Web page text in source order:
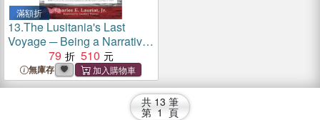
滿額折
13.The Lusitania's Last
Voyage ─ Being a Narrative
of the Torpedoing and
Sinking of the R.M.S.
Lusitania by a German
79 510
無庫存
共 13 筆
第 1 頁